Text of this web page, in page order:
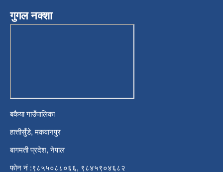
गुगल नक्शा
बकैया गाउँपालिका
हात्तीसुँडे, मकवानपुर
बागमती प्रदेश, नेपाल
फोन नं :९८५५०८८०६६, ९८४५९०४६८२